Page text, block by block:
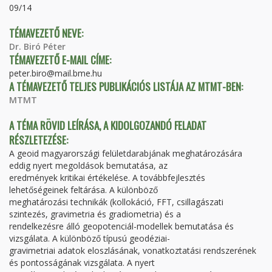
09/14
TÉMAVEZETŐ NEVE:
Dr. Biró Péter
TÉMAVEZETŐ E-MAIL CÍME:
peter.biro@mail.bme.hu
A TÉMAVEZETŐ TELJES PUBLIKÁCIÓS LISTÁJA AZ MTMT-BEN:
MTMT
A TÉMA RÖVID LEÍRÁSA, A KIDOLGOZANDÓ FELADAT
RÉSZLETEZÉSE:
A geoid magyarországi felületdarabjának meghatározására
eddig nyert megoldások bemutatása, az
eredmények kritikai értékelése. A továbbfejlesztés
lehetőségeinek feltárása. A különböző
meghatározási technikák (kollokáció, FFT, csillagászati
szintezés, gravimetria és gradiometria) és a
rendelkezésre álló geopotenciál-modellek bemutatása és
vizsgálata. A különböző típusú geodéziai-
gravimetriai adatok eloszlásának, vonatkoztatási rendszerének
és pontosságának vizsgálata. A nyert